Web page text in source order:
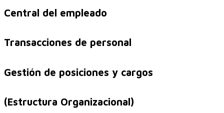
SAP SuccessFactors Employee Central
Central del empleado
Transacciones de personal
Gestión de posiciones y cargos
(Estructura Organizacional)